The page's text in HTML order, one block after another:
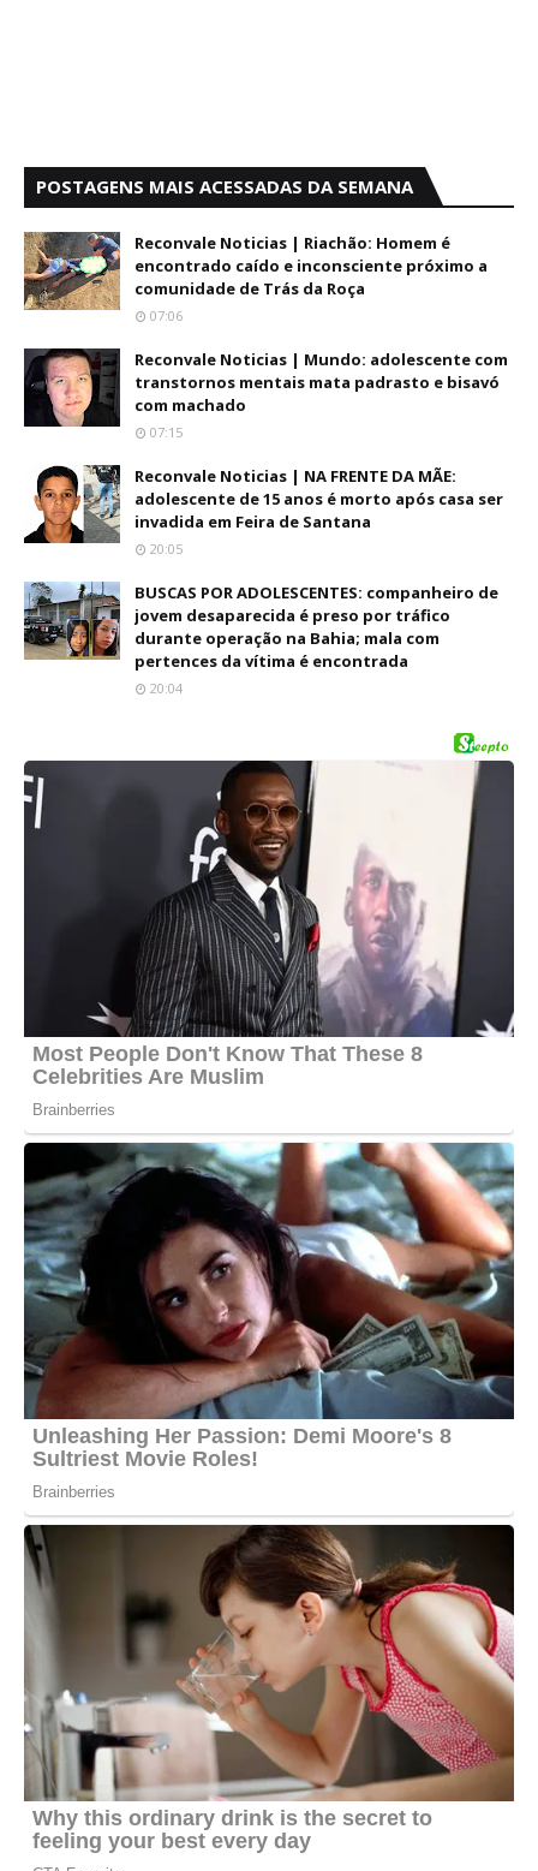
POSTAGENS MAIS ACESSADAS DA SEMANA
Reconvale Noticias | Riachão: Homem é
encontrado caído e inconsciente próximo a
comunidade de Trás da Roça
07:06
Reconvale Noticias | Mundo: adolescente com
transtornos mentais mata padrasto e bisavó
com machado
07:15
Reconvale Noticias | NA FRENTE DA MÃE:
adolescente de 15 anos é morto após casa ser
invadida em Feira de Santana
20:05
BUSCAS POR ADOLESCENTES: companheiro de
jovem desaparecida é preso por tráfico
durante operação na Bahia; mala com
pertences da vítima é encontrada
20:04